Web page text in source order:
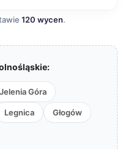
120 wycen.
Jelenia Góra
Legnica Głogów